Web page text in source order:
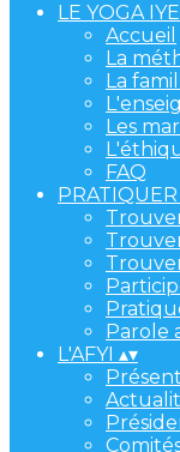
LE YOGA
Accueil
La
La
Les
FAQ
PRATIQUER
Parole
L'AFYI ▴▾